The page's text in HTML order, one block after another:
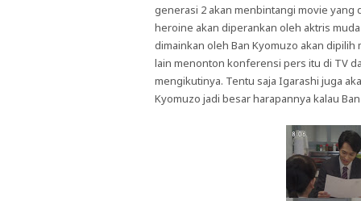
generasi 2 akan menbintangi movie yang
heroine akan diperankan oleh aktris
dimainkan oleh Ban Kyomuzo akan
lain menonton konferensi pers itu di TV
mengikutinya. Tentu saja Igarashi juga
Kyomuzo jadi besar harapannya kalau